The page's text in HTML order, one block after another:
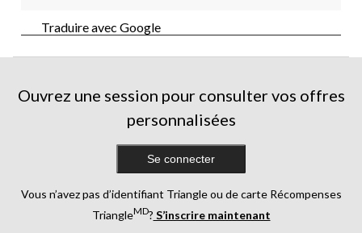
Traduire avec Google
Ouvrez une session pour consulter vos offres
personnalisées
Se connecter
Vous n’avez pas d’identifiant Triangle ou de carte Récompenses
TriangleMD? S’inscrire maintenant